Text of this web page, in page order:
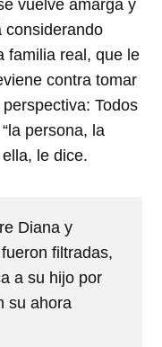
vuelve amarga y
considerando
familia real, que le
contra tomar
Todos
persona, la
le dice.
Diana y
filtradas,
a su hijo por
su ahora